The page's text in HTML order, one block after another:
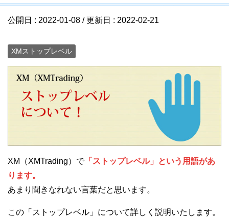
公開日 : 2022-01-08 / 更新日 : 2022-02-21
XMストップレベル
XM（XMTrading）で「ストップレベル」という用語があ
ります。
あまり聞きなれない言葉だと思います。
この「ストップレベル」について詳しく説明いたします。